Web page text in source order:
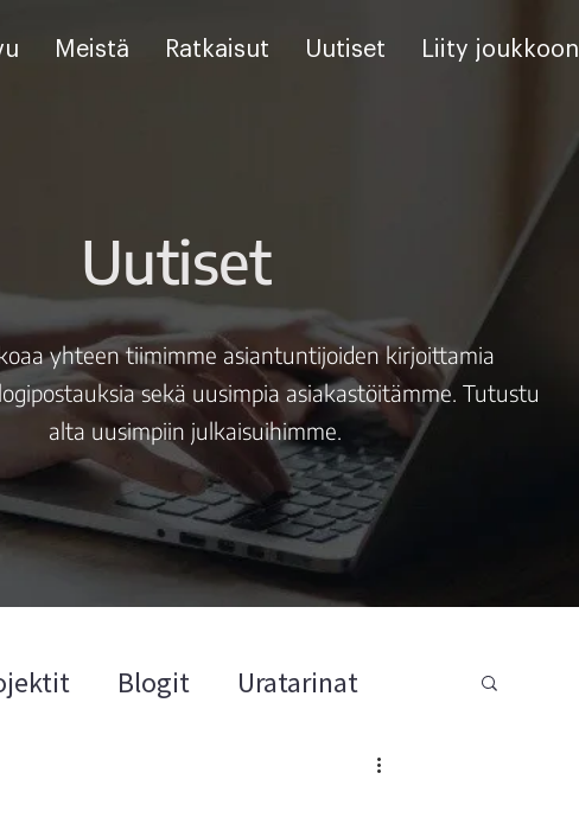
Meistä Ratkaisut Uutiset Liity joukkoon
Uutiset
yhteen tiimimme asiantuntijoiden kirjoittamia
sekä uusimpia asiakastöitämme. Tutustu
alta uusimpiin julkaisuihimme.
Blogit Uratarinat